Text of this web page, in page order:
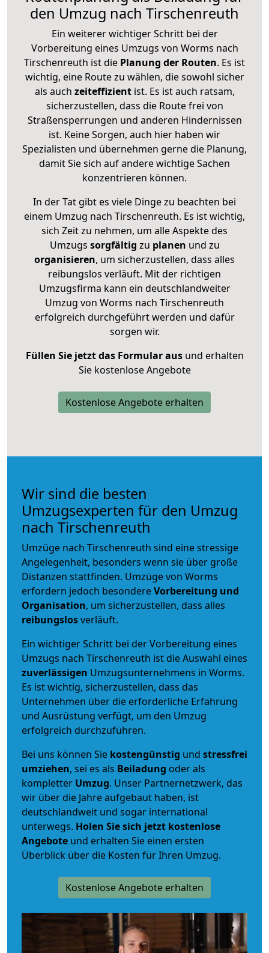
den Umzug nach Tirschenreuth
Ein weiterer wichtiger Schritt bei der
Vorbereitung eines Umzugs von Worms nach
Tirschenreuth ist die Planung der Routen. Es ist
wichtig, eine Route zu wählen, die sowohl sicher
als auch zeiteffizientist. Es ist auch ratsam,
sicherzustellen, dass die Route frei von
Straßensperrungen und anderen Hindernissen
ist. Keine Sorgen, auch hier haben wir
Spezialisten und übernehmen gerne die Planung,
damit Sie sich auf andere wichtige Sachen
konzentrieren können.
In der Tat gibt es viele Dinge zu beachten bei
einem Umzug nach Tirschenreuth. Es ist wichtig,
sich Zeit zu nehmen, um alle Aspekte des
Umzugs sorgfältig zu planen und zu
organisieren, um sicherzustellen, dass alles
reibungslos verläuft. Mit der richtigen
Umzugsfirma kann ein deutschlandweiter
Umzug von Worms nach Tirschenreuth
erfolgreich durchgeführt werden und dafür
sorgen wir.
Füllen Sie jetzt das Formular ausund erhalten
Sie kostenlose Angebote
Kostenlose Angebote erhalten
Wir sind die besten
Umzugsexperten für den Umzug
nach Tirschenreuth
Umzüge nach Tirschenreuth sind eine stressige
Angelegenheit, besonders wenn sie über große
Distanzen stattfinden. Umzüge von Worms
erfordern jedoch besondereVorbereitung und
Organisation, um sicherzustellen, dass alles
reibungslosverläuft.
Ein wichtiger Schritt bei der Vorbereitung eines
Umzugs nach Tirschenreuth ist die Auswahl eines
zuverlässigen Umzugsunternehmens in Worms.
Es ist wichtig, sicherzustellen, dass das
Unternehmen über die erforderliche Erfahrung
und Ausrüstung verfügt, um den Umzug
erfolgreich durchzuführen.
Bei uns können Sie kostengünstig und stressfrei
umziehen, sei es als Beiladung oder als
kompletter Umzug. Unser Partnernetzwerk, das
wir über die Jahre aufgebaut haben, ist
deutschlandweit und sogar international
unterwegs. Holen Sie sich jetzt kostenlose
Angebote und erhalten Sie einen ersten
Überblick über die Kosten für Ihren Umzug.
Kostenlose Angebote erhalten